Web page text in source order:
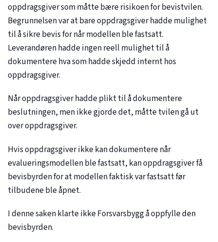
oppdragsgiver som måtte bære risikoen for bevistvilen.
Begrunnelsen var at bare oppdragsgiver hadde mulighet
til å sikre bevis for når modellen ble fastsatt.
Leverandøren hadde ingen reell mulighet til å
dokumentere hva som hadde skjedd internt hos
oppdragsgiver.
Når oppdragsgiver hadde plikt til å dokumentere
beslutningen, men ikke gjorde det, måtte tvilen gå ut
over oppdragsgiver.
Hvis oppdragsgiver ikke kan dokumentere når
evalueringsmodellen ble fastsatt, kan oppdragsgiver få
bevisbyrden for at modellen faktisk var fastsatt før
tilbudene ble åpnet.
I denne saken klarte ikke Forsvarsbygg å oppfylle den
bevisbyrden.